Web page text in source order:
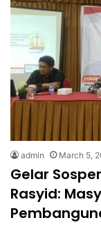
admin March 5,
Gelar
Rasyid: